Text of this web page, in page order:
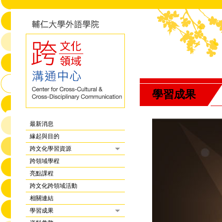
最新消息
緣起與目的
跨文化學習資源
跨領域學程
亮點課程
跨文化跨領域活動
相關連結
學習成果
學習成果